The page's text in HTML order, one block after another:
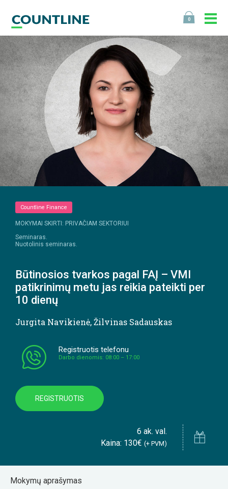
0
Countline Finance
MOKYMAI SKIRTI: PRIVAČIAM SEKTORIUI
Seminaras.
Nuotolinis seminaras.
Būtinosios tvarkos pagal FAĮ – VMI
patikrinimų metu jas reikia pateikti per
10 dienų
Jurgita Navikienė,Žilvinas Sadauskas
Registruotis telefonu
Darbo dienomis: 08:00 – 17:00
REGISTRUOTIS
6 ak. val.
Kaina: 130€ (+ PVM)
Mokymų aprašymas